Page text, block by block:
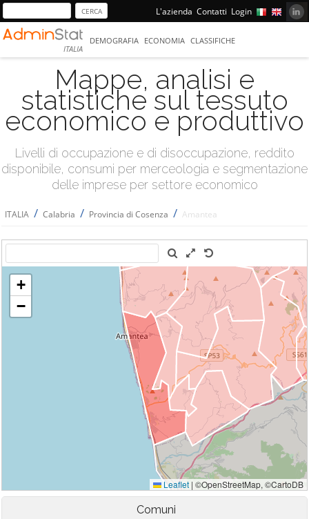
L'azienda Contatti Login
ITALIA
DEMOGRAFIA ECONOMIA CLASSIFICHE
Mappe, analisi e
statistiche sul tessuto
economico e produttivo
Livelli di occupazione e di disoccupazione, reddito
disponibile, consumi per merceologia e segmentazione
delle imprese per settore economico
ITALIA / Calabria / Provincia di Cosenza / Amantea
Comuni